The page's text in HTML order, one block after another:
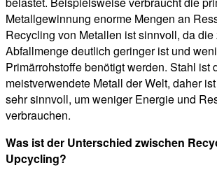
Metallgewinnung enorme Mengen an
Recycling von Metallen ist sinnvoll, da
Abfallmenge deutlich geringer ist und
Primärrohstoffe benötigt werden. Stahl ist
meistverwendete Metall der Welt, daher
sehr sinnvoll, um weniger Energie und
verbrauchen.
Was ist der Unterschied zwischen
Upcycling?